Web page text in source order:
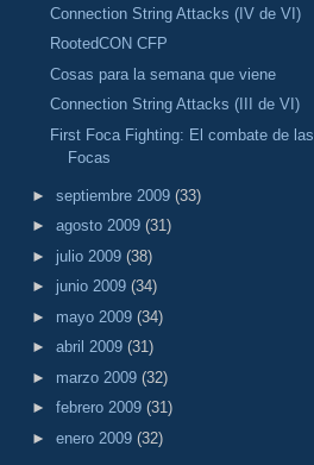
Connection String Attacks (IV de VI)
RootedCON CFP
Cosas para la semana que viene
Connection String Attacks (III de VI)
First Foca Fighting: El combate de las
Focas
► septiembre 2009 (33)
► agosto 2009 (31)
► julio 2009 (38)
► junio 2009 (34)
► mayo 2009 (34)
► abril 2009 (31)
► marzo 2009 (32)
► febrero 2009 (31)
► enero 2009 (32)